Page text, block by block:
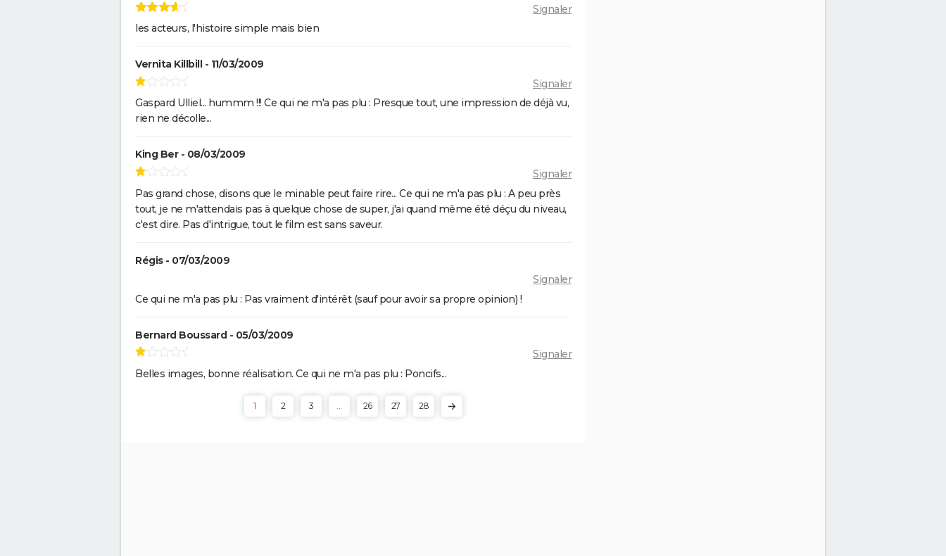
American Nightmare
Maigret : synopsis, casting,
Signaler
les acteurs, l'histoire simple mais bien
Vernita Killbill - 11/03/2009
Signaler
Gaspard Ulliel... hummm !!! Ce qui ne m'a pas plu : Presque tout, une impression de déjà vu,
rien ne décolle...
King Ber - 08/03/2009
Signaler
Pas grand chose, disons que le minable peut faire rire... Ce qui ne m'a pas plu : A peu près
tout, je ne m'attendais pas à quelque chose de super, j'ai quand même été déçu du niveau,
c'est dire. Pas d'intrigue, tout le film est sans saveur.
Régis - 07/03/2009
Signaler
Ce qui ne m'a pas plu : Pas vraiment d'intérêt (sauf pour avoir sa propre opinion) !
Bernard Boussard - 05/03/2009
Signaler
Belles images, bonne réalisation. Ce qui ne m'a pas plu : Poncifs...
1 2 3 26 27 28